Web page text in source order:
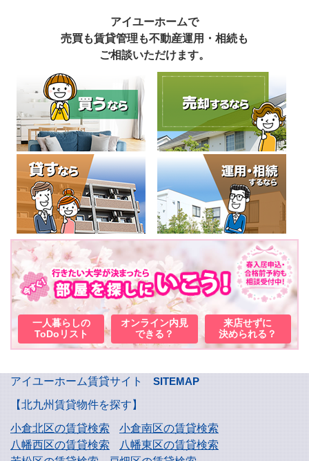
アイユーホームで
売買も賃貸管理も不動産運用・相続も
ご相談いただけます。
一人暮らしの
ToDoリスト
オンライン内見
できる？
来店せずに
決められる？
アイユーホーム賃貸サイト
SITEMAP
【北九州賃貸物件を探す】
小倉北区の賃貸検索
小倉南区の賃貸検索
八幡西区の賃貸検索
八幡東区の賃貸検索